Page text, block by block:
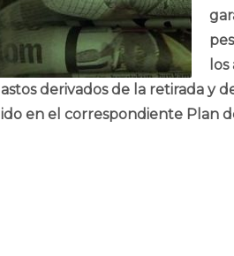
derivados de la retirada y
en el correspondiente Plan